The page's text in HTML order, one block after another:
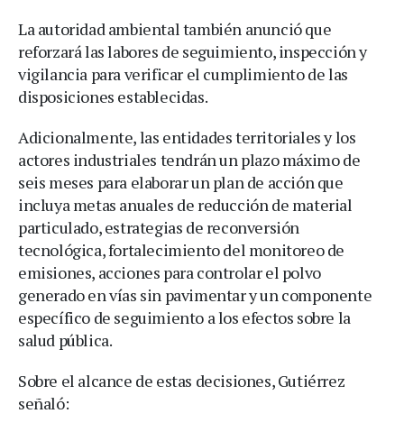
La autoridad ambiental también anunció que
reforzará las labores de seguimiento, inspección y
vigilancia para verificar el cumplimiento de las
disposiciones establecidas.
Adicionalmente, las entidades territoriales y los
actores industriales tendrán un plazo máximo de
seis meses para elaborar un plan de acción que
incluya metas anuales de reducción de material
particulado, estrategias de reconversión
tecnológica, fortalecimiento del monitoreo de
emisiones, acciones para controlar el polvo
generado en vías sin pavimentar y un componente
específico de seguimiento a los efectos sobre la
salud pública.
Sobre el alcance de estas decisiones, Gutiérrez
señaló: